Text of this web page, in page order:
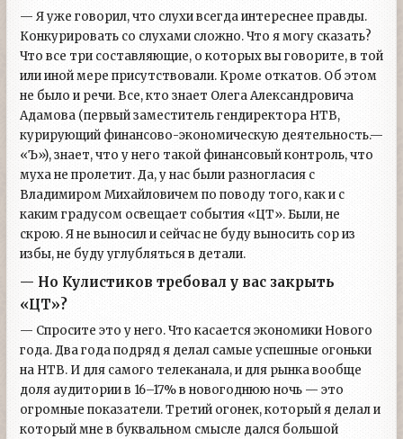
— Я уже говорил, что слухи всегда интереснее правды.
Конкурировать со слухами сложно. Что я могу сказать?
Что все три составляющие, о которых вы говорите, в той
или иной мере присутствовали. Кроме откатов. Об этом
не было и речи. Все, кто знает Олега Александровича
Адамова (первый заместитель гендиректора НТВ,
курирующий финансово-экономическую деятельность.—
«Ъ»), знает, что у него такой финансовый контроль, что
муха не пролетит. Да, у нас были разногласия с
Владимиром Михайловичем по поводу того, как и с
каким градусом освещает события «ЦТ». Были, не
скрою. Я не выносил и сейчас не буду выносить сор из
избы, не буду углубляться в детали.
— Но Кулистиков требовал у вас закрыть
«ЦТ»?
— Спросите это у него. Что касается экономики Нового
года. Два года подряд я делал самые успешные огоньки
на НТВ. И для самого телеканала, и для рынка вообще
доля аудитории в 16–17% в новогоднюю ночь — это
огромные показатели. Третий огонек, который я делал и
который мне в буквальном смысле дался большой